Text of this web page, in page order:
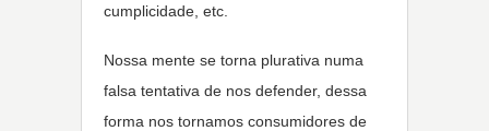
cumplicidade, etc.
Nossa mente se torna plurativa numa
falsa tentativa de nos defender, dessa
forma nos tornamos consumidores de